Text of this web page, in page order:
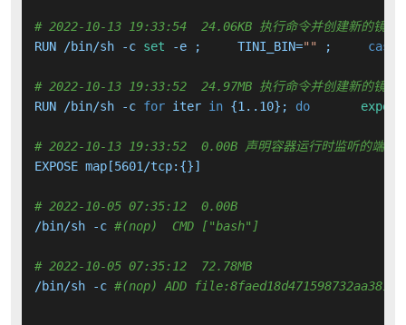
# 2022-10-13 19:33:54  24.06KB 执行命令并创建新的镜像
RUN /bin/sh -c set -e ;     TINI_BIN="" ; case
# 2022-10-13 19:33:52  24.97MB 执行命令并创建新的镜像
RUN /bin/sh -c for iter in {1..10}; do export
# 2022-10-13 19:33:52  0.00B 声明容器运行时监听的端口
EXPOSE map[5601/tcp:{}]
# 2022-10-05 07:35:12  0.00B
/bin/sh -c #(nop)  CMD ["bash"]
# 2022-10-05 07:35:12  72.78MB
/bin/sh -c #(nop) ADD